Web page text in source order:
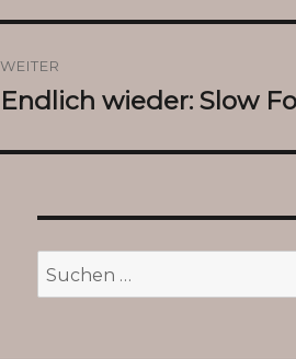
WEITER
Nächster
Endlich wieder: Slow
Suchen
nach: